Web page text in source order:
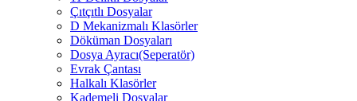
Çıtçıtlı Dosyalar
D Mekanizmalı Klasörler
Döküman Dosyaları
Dosya Ayracı(Seperatör)
Evrak Çantası
Halkalı Klasörler
Kademeli Dosyalar